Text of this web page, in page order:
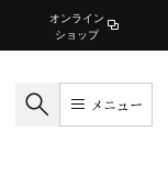
オンライン
ショップ
メニュー